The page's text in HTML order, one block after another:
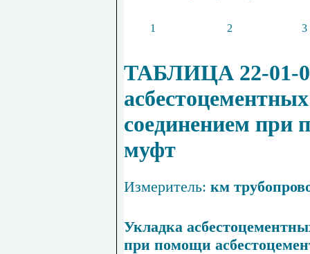
1 2 3
ТАБЛИЦА 22-01-
соединением при
муфт
Измеритель: км
Укладка
при помощи